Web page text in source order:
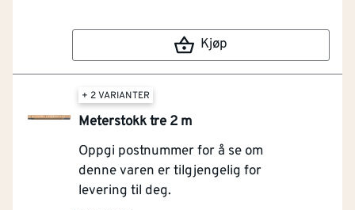
Kjøp
+ 2 VARIANTER
Meterstokk tre 2 m
Oppgi postnummer for å se om
denne varen er tilgjengelig for
levering til deg.